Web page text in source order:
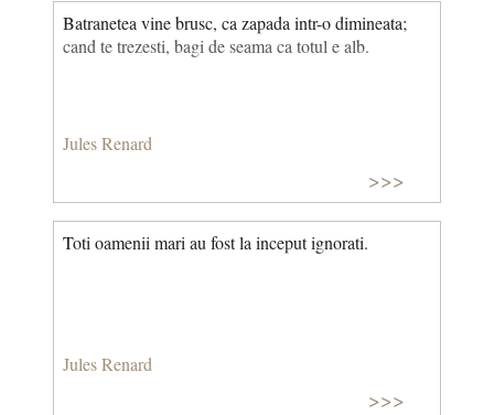
Batranetea vine brusc, ca zapada intr-o dimineata;
cand te trezesti, bagi de seama ca totul e alb.
Jules Renard
>>>
Toti oamenii mari au fost la inceput ignorati.
Jules Renard
>>>